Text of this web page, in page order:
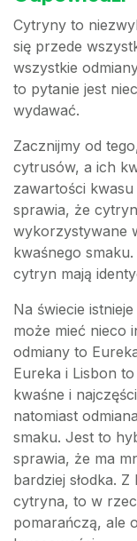
Cytryny to
się przede
wszystkie
to pytanie jest
wydawać.
Zacznijmy od
cytrusów, a ich
zawartości
sprawia, że
wykorzystywane
kwaśnego
cytryn mają
Na świecie
może mieć nieco
odmiany to
Eureka i Lisbon
kwaśne i
natomiast
smaku. Jest to
sprawia, że ma
bardziej słodka.
cytryna, to w
pomarańczą, ale